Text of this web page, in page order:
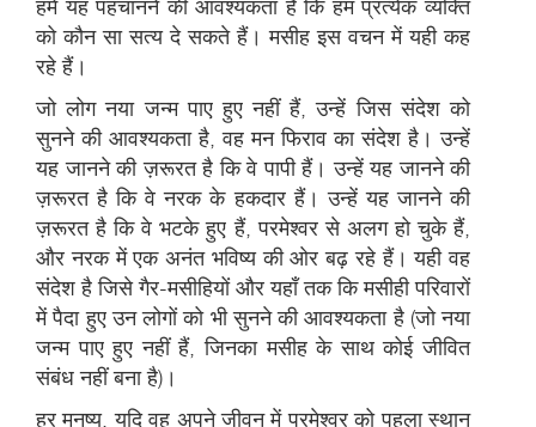
हमें यह पहचानने की आवश्यकता है कि हम प्रत्येक व्यक्ति
को कौन सा सत्य दे सकते हैं। मसीह इस वचन में यही कह
रहे हैं।
जो लोग नया जन्म पाए हुए नहीं हैं, उन्हें जिस संदेश को
सुनने की आवश्यकता है, वह मन फिराव का संदेश है। उन्हें
यह जानने की ज़रूरत है कि वे पापी हैं। उन्हें यह जानने की
ज़रूरत है कि वे नरक के हकदार हैं। उन्हें यह जानने की
ज़रूरत है कि वे भटके हुए हैं, परमेश्वर से अलग हो चुके हैं,
और नरक में एक अनंत भविष्य की ओर बढ़ रहे हैं। यही वह
संदेश है जिसे गैर-मसीहियों और यहाँ तक कि मसीही परिवारों
में पैदा हुए उन लोगों को भी सुनने की आवश्यकता है (जो नया
जन्म पाए हुए नहीं हैं, जिनका मसीह के साथ कोई जीवित
संबंध नहीं बना है)।
हर मनुष्य, यदि वह अपने जीवन में परमेश्वर को पहला स्थान